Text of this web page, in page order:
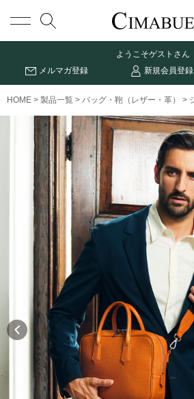
メニュー
ようこそゲストさん
メルマガ登録
新規会員登録
HOME 製品一覧 バッグ・鞄（レザー・革）